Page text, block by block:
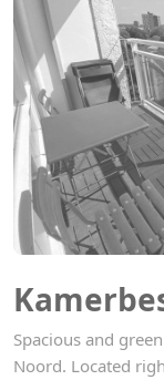
Spacious and
Noord. Located